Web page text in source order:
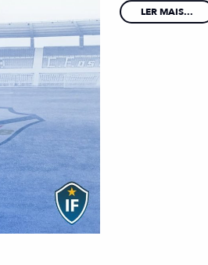
LER MAIS...